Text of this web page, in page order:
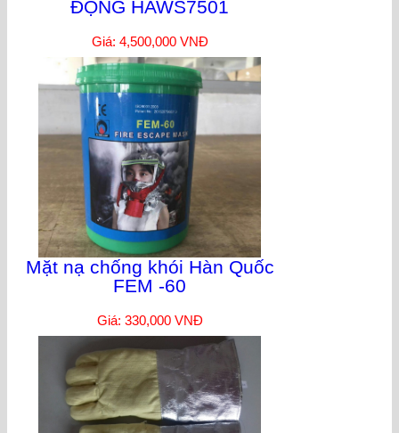
ĐỘNG HAWS7501
Giá: 4,500,000 VNĐ
Mặt nạ chống khói Hàn Quốc
FEM -60
Giá: 330,000 VNĐ